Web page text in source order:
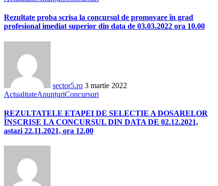
Rezultate proba scrisa la concursul de promovare în grad
profesional imediat superior din data de 03.03.2022 ora 10.00
sector5.ro 3 martie 2022
ActualitateAnunțuriConcursuri
REZULTATELE ETAPEI DE SELECȚIE A DOSARELOR
ÎNSCRISE LA CONCURSUL DIN DATA DE 02.12.2021,
astazi 22.11.2021, ora 12.00